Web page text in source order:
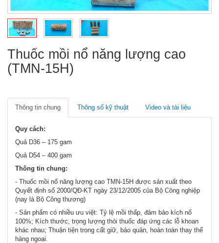
Thuốc mồi nổ năng lượng cao
(TMN-15H)
Thông tin chung Thông số kỹ thuật Video và tài liệu
Quy cách:
Quả D36 – 175 gam
Quả D54 – 400 gam
Thông tin chung:
- Thuốc mồi nổ năng lượng cao TMN-15H được sản xuất theo
Quyết định số 2000/QĐ-KT ngày 23/12/2005 của Bộ Công nghiệp
(nay là Bộ Công thương)
- Sản phẩm có nhiều ưu việt: Tỷ lệ mồi thấp, đảm bảo kích nổ
100%; Kích thước, trọng lượng thỏi thuốc đáp ứng các lỗ khoan
khác nhau; Thuận tiện trong cất giữ, bảo quản, hoàn toàn thay thế
hàng ngoại.